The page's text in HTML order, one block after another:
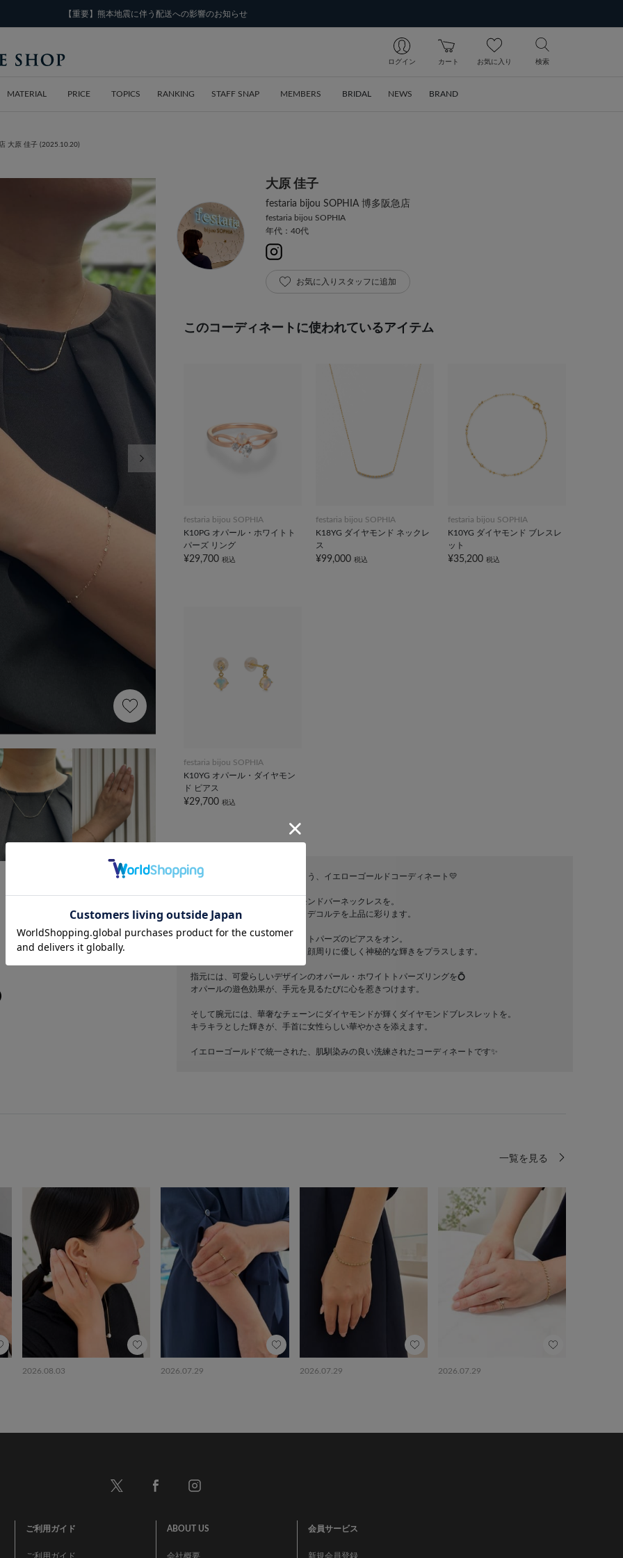
【重要】熊本地震に伴う配送への影響のお知らせ
ログイン カート お気に入り 検索
MATERIAL PRICE TOPICS RANKING STAFF SNAP MEMBERS BRIDAL NEWS BRAND
大原 佳子 (2025.10.20)
大原 佳子
festaria bijou SOPHIA 博多阪急店
festaria bijou SOPHIA
年代：40代
お気に入りスタッフに追加
このコーディネートに使われているアイテム
festaria bijou SOPHIA
K10PG オパール・ホワイトト
パーズ リング
¥29,700 税込
festaria bijou SOPHIA
K18YG ダイヤモンド ネックレ
ス
¥99,000 税込
festaria bijou SOPHIA
K10YG ダイヤモンド ブレスレ
ット
¥35,200 税込
festaria bijou SOPHIA
K10YG オパール・ダイヤモン
ド ピアス
¥29,700 税込
オパールの神秘的な輝きをまとう、イエローゴールドコーディネート💛
胸元には、シンプルなダイヤモンドバーネックレスを。
控えめながらも確かな輝きが、デコルテを上品に彩ります。
耳元には、オパール・ホワイトトパーズのピアスをオン。
さり気なく揺れるデザインが、顔周りに優しく神秘的な輝きをプラスします。
指元には、可愛らしいデザインのオパール・ホワイトトパーズリングを💍
オパールの遊色効果が、手元を見るたびに心を惹きつけます。
そして腕元には、華奢なチェーンにダイヤモンドが輝くダイヤモンドブレスレットを。
キラキラとした輝きが、手首に女性らしい華やかさを添えます。
イエローゴールドで統一された、肌馴染みの良い洗練されたコーディネートです✨
一覧を見る
2026.08.03 2026.07.29 2026.07.29 2026.07.29
ご利用ガイド
ご利用ガイド
ABOUT US
会社概要
会員サービス
新規会員登録